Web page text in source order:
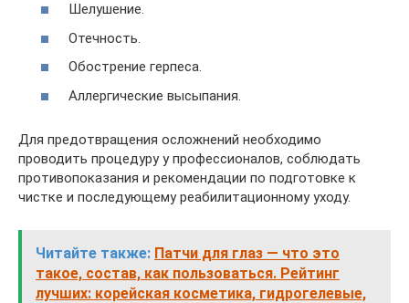
Шелушение.
Отечность.
Обострение герпеса.
Аллергические высыпания.
Для предотвращения осложнений необходимо
проводить процедуру у профессионалов, соблюдать
противопоказания и рекомендации по подготовке к
чистке и последующему реабилитационному уходу.
Читайте также: Патчи для глаз — что это
такое, состав, как пользоваться. Рейтинг
лучших: корейская косметика, гидрогелевые,